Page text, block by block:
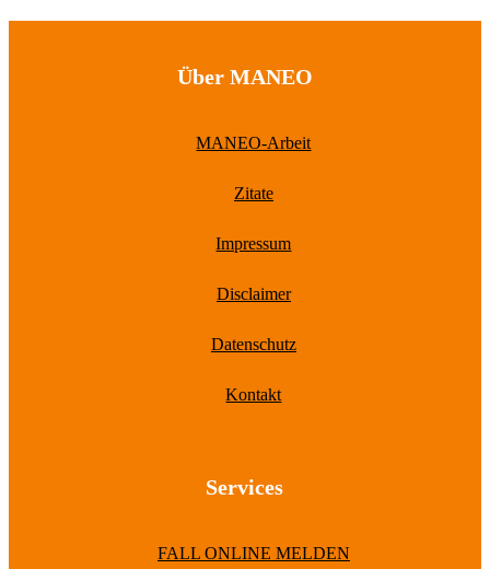
Über MANEO
MANEO-Arbeit
Zitate
Impressum
Disclaimer
Datenschutz
Kontakt
Services
FALL ONLINE MELDEN